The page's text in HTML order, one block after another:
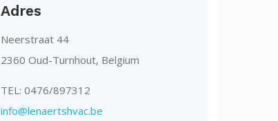
Adres
Neerstraat 44
2360 Oud-Turnhout, Belgium
TEL: 0476/897312
info@lenaertshvac.be